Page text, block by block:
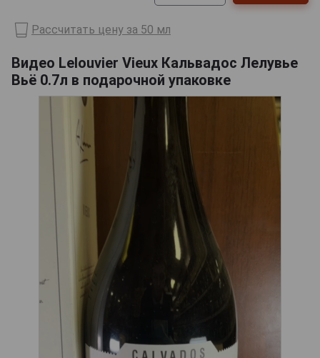
Рассчитать цену за 50 мл
Видео Lelouvier Vieux Кальвадос Лелувье
Вьё 0.7л в подарочной упаковке